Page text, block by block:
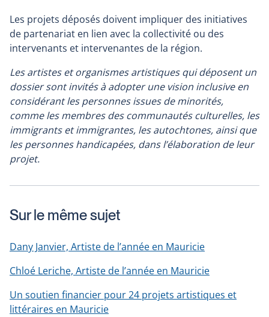
Les projets déposés doivent impliquer des initiatives
de partenariat en lien avec la collectivité ou des
intervenants et intervenantes de la région.
Les artistes et organismes artistiques qui déposent un
dossier sont invités à adopter une vision inclusive en
considérant les personnes issues de minorités,
comme les membres des communautés culturelles, les
immigrants et immigrantes, les autochtones, ainsi que
les personnes handicapées, dans l’élaboration de leur
projet.
Sur le même sujet
Dany Janvier, Artiste de l’année en Mauricie
Chloé Leriche, Artiste de l’année en Mauricie
Un soutien financier pour 24 projets artistiques et
littéraires en Mauricie